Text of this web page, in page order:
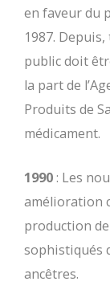
en faveur du
1987.
public doit
la part de
Produits de
médicament.
1990 : Les
amélioration
production
sophistiqués
ancêtres.